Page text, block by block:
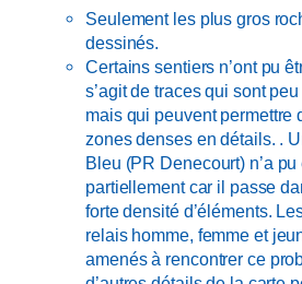
Seulement les plus gros
dessinés.
Certains sentiers n’ont pu
s’agit de traces qui sont
mais qui peuvent permettre
zones denses en détails. .
Bleu (PR Denecourt) n’a
partiellement car il passe
forte densité d’éléments.
relais homme, femme et
amenés à rencontrer ce